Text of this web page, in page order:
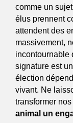
comme un
élus prennent
attendent des
massivement,
incontournable
signature est
élection
vivant. Ne
transformer
animal un